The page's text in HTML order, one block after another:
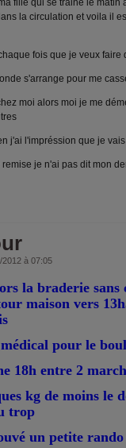
fille qui se traine le
la circulation et voila il
fois que je veux
s'arrange pour me
moi alors moi je me
j'ai l'impréssion que je
je n'ai pas dit mon
2012 à 07:05
la braderie sans
maison vers
pour le
18h entre 2
kg de moins le
trop
un petite